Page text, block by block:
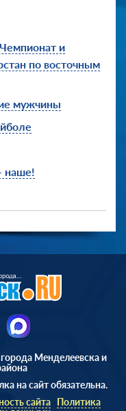
и
по восточным
мужчины
наше!
Менделеевска и
на сайт обязательна.
сайта Политика